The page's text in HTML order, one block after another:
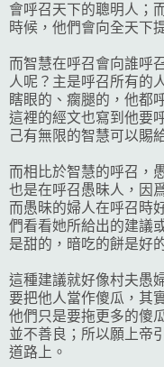
會呼召天下的聰明人；
時候，他們會向全天下
而智慧在呼召會向誰呼
人呢？主是呼召所有的
瞎眼的、瘸腿的，他都
這裡的經文也寫到他要
己有無限的智慧可以賜
而相比於智慧的呼召，
也是在呼召愚昧人，因
而愚昧的婦人在呼召時
們看看她所給出的建議
是甜的，暗吃的餅是好
這種建議就好像村夫愚
要把他人當作傻瓜，其
他們只是要拖更多的傻
並不善良；所以願上帝
道路上。